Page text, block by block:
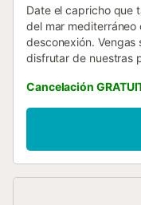
Date el capricho que
del mar
desconexión. Vengas
disfrutar de nuestras
preocupes por nada,
¡Te esperamos!...
Cancelación